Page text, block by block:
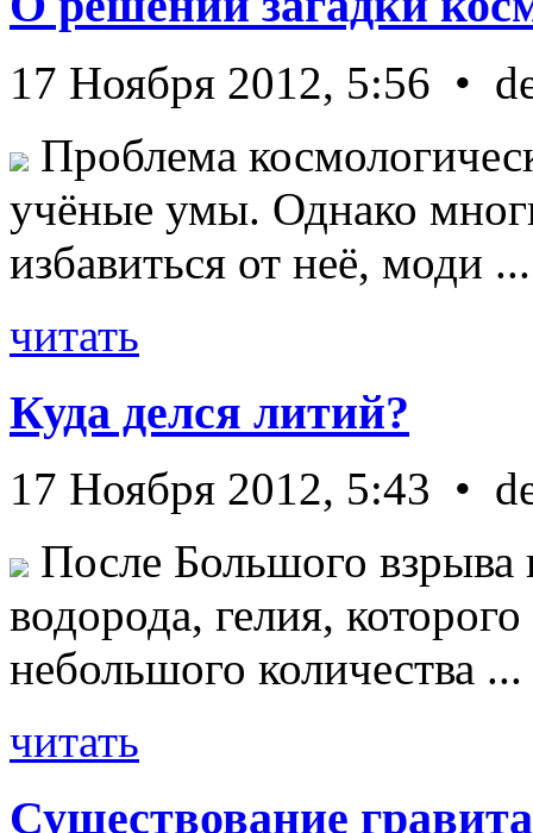
17 Ноября 2012, 5:56 •
Проблема
учёные умы. Однако
избавиться от неё, моди ...
читать
Куда делся литий?
17 Ноября 2012, 5:43 •
После Большого взрыва
водорода, гелия,
небольшого количества ...
читать
Существование